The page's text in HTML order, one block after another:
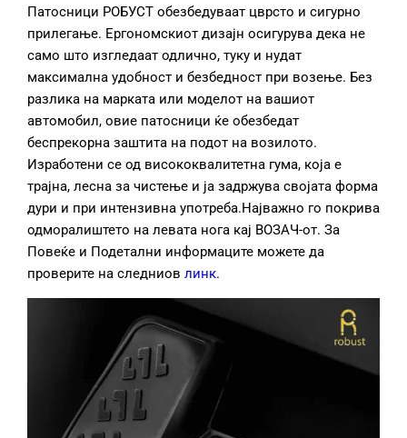
Патосници РОБУСТ обезбедуваат цврсто и сигурно
прилегање. Ергономскиот дизајн осигурува дека не
само што изгледаат одлично, туку и нудат
максимална удобност и безбедност при возење. Без
разлика на марката или моделот на вашиот
автомобил, овие патосници ќе обезбедат
беспрекорна заштита на подот на возилото.
Изработени се од висококвалитетна гума, која е
трајна, лесна за чистење и ја задржува својата форма
дури и при интензивна употреба.Најважно го покрива
одморалиштето на левата нога кај ВОЗАЧ-от. За
Повеќе и Подетални информаците можете да
проверите на следниов линк.